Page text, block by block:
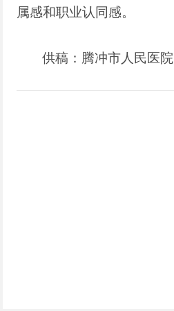
属感和职业认同感。
供稿：腾冲市人民医院